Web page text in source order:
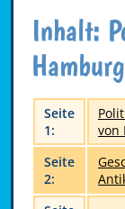
Inhalt:
Hamburg
Seite
1:
von
Seite
2: